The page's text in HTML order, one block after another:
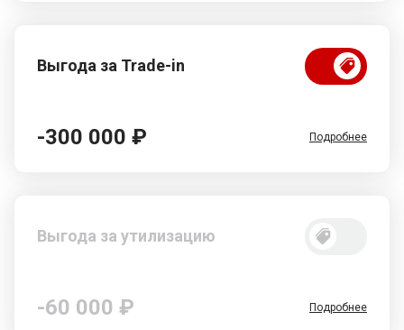
Выгода за Trade-in
-300 000 ₽ Подробнее
Выгода за утилизацию
-60 000 ₽ Подробнее